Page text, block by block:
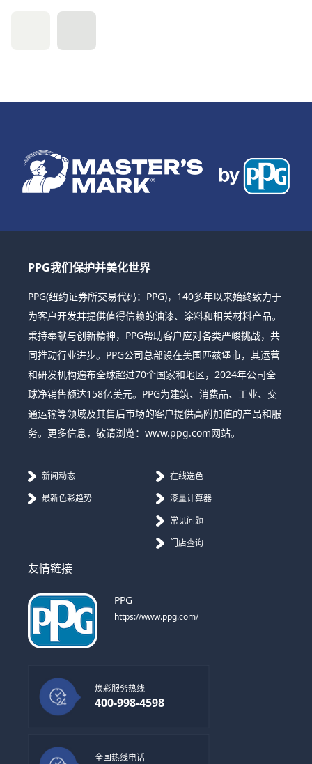
PPG我们保护并美化世界
PPG(纽约证券所交易代码：PPG)，140多年以来始终致力于
为客户开发并提供值得信赖的油漆、涂料和相关材料产品。
秉持奉献与创新精神，PPG帮助客户应对各类严峻挑战，共
同推动行业进步。PPG公司总部设在美国匹兹堡市，其运营
和研发机构遍布全球超过70个国家和地区，2024年公司全
球净销售额达158亿美元。PPG为建筑、消费品、工业、交
通运输等领域及其售后市场的客户提供高附加值的产品和服
务。更多信息，敬请浏览：www.ppg.com网站。
新闻动态
最新色彩趋势
在线选色
漆量计算器
常见问题
门店查询
友情链接
PPG
https://www.ppg.com/
焕彩服务热线
400-998-4598
全国热线电话